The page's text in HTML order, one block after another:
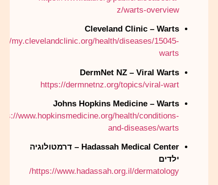
z/warts-overview
Cleveland Clinic – Warts
my.clevelandclinic.org/health/diseases/15045-
warts
DermNet NZ – Viral Warts
https://dermnetnz.org/topics/viral-wart
Johns Hopkins Medicine – Warts
www.hopkinsmedicine.org/health/conditions-
and-diseases/warts
Hadassah Medical Center – דרמטולוגיה
ילדים
https://www.hadassah.org.il/dermatology/